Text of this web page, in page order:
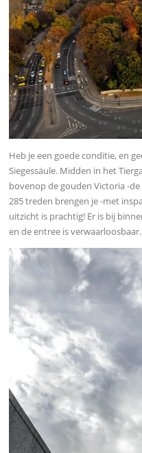
Heb je een goede conditie, en
Siegessäule. Midden in het
bovenop de gouden Victoria -
285 treden brengen je -met
uitzicht is prachtig! Er is bij
en de entree is